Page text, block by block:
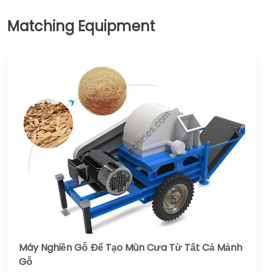
Máy Nghiền Gỗ Để Tạo Mùn Cưa Từ Tất Cả Mảnh
Gỗ